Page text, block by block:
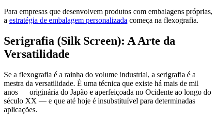
Para empresas que desenvolvem produtos com embalagens próprias,
a estratégia de embalagem personalizada começa na flexografia.
Serigrafia (Silk Screen): A Arte da
Versatilidade
Se a flexografia é a rainha do volume industrial, a serigrafia é a
mestra da versatilidade. É uma técnica que existe há mais de mil
anos — originária do Japão e aperfeiçoada no Ocidente ao longo do
século XX — e que até hoje é insubstituível para determinadas
aplicações.